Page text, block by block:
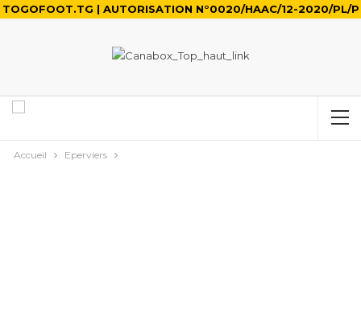
TOGOFOOT.TG | AUTORISATION N°0020/HAAC/12-2020/PL/P
Accueil Eperviers